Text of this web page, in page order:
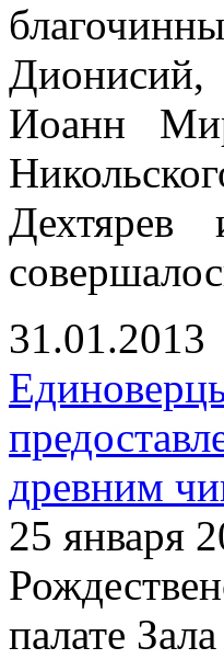
Дионисий,
Иоанн
Дехтярев
31.01.2013
древним
25 января
палате